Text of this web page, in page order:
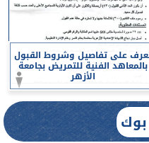
على تفاصيل وشروط القبول
بالمعاهد الفنية للتمريض بجامعة
الأزهر